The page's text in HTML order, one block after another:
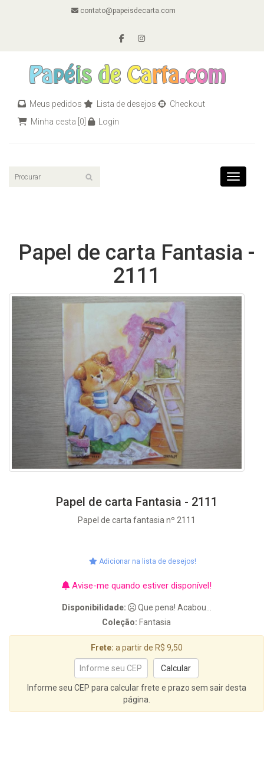
contato@papeisdecarta.com
Meus pedidos Lista de desejos
Checkout
Minha cesta [0] Login
Toggle
Papel de carta Fantasia -
2111
Papel de carta Fantasia - 2111
Papel de carta fantasia nº 2111
Adicionar na lista de desejos!
Avise-me quando estiver disponível!
Disponibilidade:
Que pena! Acabou...
Coleção: Fantasia
Frete: a partir de R$ 9,50
Informe seu CEP para calcular frete e prazo sem sair desta
página.